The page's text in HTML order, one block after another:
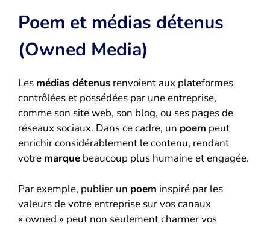
Poem et médias détenus
(Owned Media)
Les médias détenus renvoient aux plateformes
contrôlées et possédées par une entreprise,
comme son site web, son blog, ou ses pages de
réseaux sociaux. Dans ce cadre, un poem peut
enrichir considérablement le contenu, rendant
votre marque beaucoup plus humaine et engagée.
Par exemple, publier un poem inspiré par les
valeurs de votre entreprise sur vos canaux
« owned » peut non seulement charmer vos